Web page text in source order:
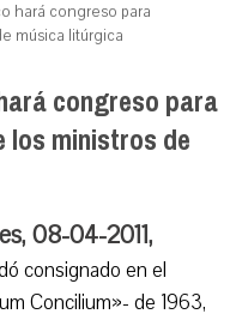
hará congreso para
música litúrgica
congreso para
ministros de
08-04-2011,
consignado en el
Concilium»- de 1963,